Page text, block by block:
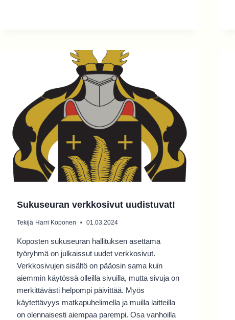
Sukuseuran verkkosivut uudistuvat!
Tekijä Harri Koponen 01.03.2024
Koposten sukuseuran hallituksen asettama
työryhmä on julkaissut uudet verkkosivut.
Verkkosivujen sisältö on pääosin sama kuin
aiemmin käytössä olleilla sivuilla, mutta sivuja on
merkittävästi helpompi päivittää. Myös
käytettävyys matkapuhelimella ja muilla laitteilla
on olennaisesti aiempaa parempi. Osa vanhoilla